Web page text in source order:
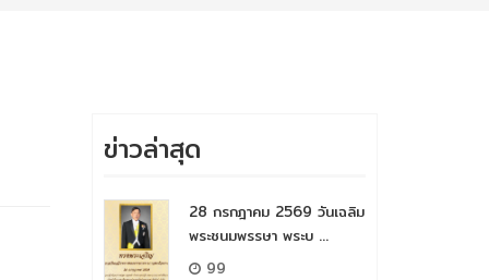
ข่าวล่าสุด
28 กรกฎาคม 2569 วันเฉลิม
พระชนมพรรษา พระบ ...
99